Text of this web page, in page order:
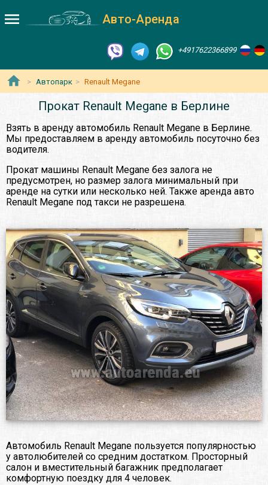
Авто-Аренда
+4917622366899
Автопарк Renault Megane
Прокат Renault Megane в Берлине
Взять в аренду автомобиль Renault Megane в Берлине.
Мы предоставляем в аренду автомобиль посуточно без
водителя.
Прокат машины Renault Megane без залога не
предусмотрен, но размер залога минимальный при
аренде на сутки или несколько ней. Также аренда авто
Renault Megane под такси не разрешена.
Автомобиль Renault Megane пользуется популярностью
у автолюбителей со средним достатком. Просторный
салон и вместительный багажник предполагает
комфортную поездку для 4 человек.